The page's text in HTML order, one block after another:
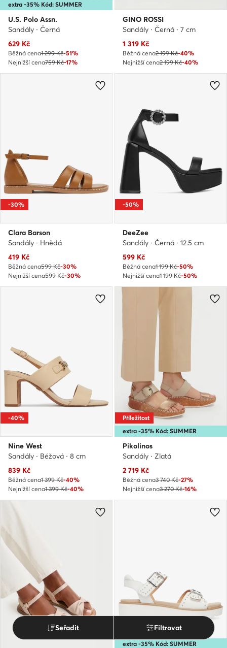
extra -35% Kód: SUMMER
U.S. Polo Assn.
Sandály · Černá
Aktuální cena
629 Kč
Běžná cena1 299 Kč-51%
Nejnižší cena759 Kč-17%
GINO ROSSI
Sandály · Černá · 7 cm
Aktuální cena
1 319 Kč
Běžná cena2 199 Kč-40%
Nejnižší cena2 199 Kč-40%
-30%
Clara Barson
Sandály · Hnědá
Aktuální cena
419 Kč
Běžná cena599 Kč-30%
Nejnižší cena599 Kč-30%
-50%
DeeZee
Sandály · Černá · 12.5 cm
Aktuální cena
599 Kč
Běžná cena1 199 Kč-50%
Nejnižší cena1 199 Kč-50%
-40%
Nine West
Sandály · Béžová · 8 cm
Aktuální cena
839 Kč
Běžná cena1 399 Kč-40%
Nejnižší cena1 399 Kč-40%
extra -35% Kód: SUMMER
Příležitost
Pikolinos
Sandály · Zlatá
Aktuální cena
2 719 Kč
Běžná cena3 740 Kč-27%
Nejnižší cena3 270 Kč-16%
extra -35% Kód: SUMMER
Příležitost
Seřadit Filtrovat